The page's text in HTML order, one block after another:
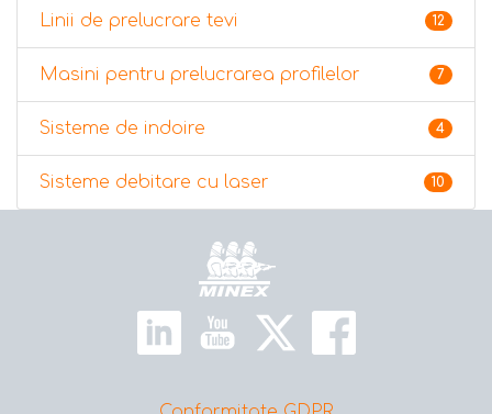
Linii de prelucrare tevi 12
Masini pentru prelucrarea profilelor 7
Sisteme de indoire 4
Sisteme debitare cu laser 10